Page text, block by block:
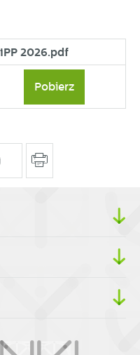
2026.pdf
Pobierz
Firmy te działają